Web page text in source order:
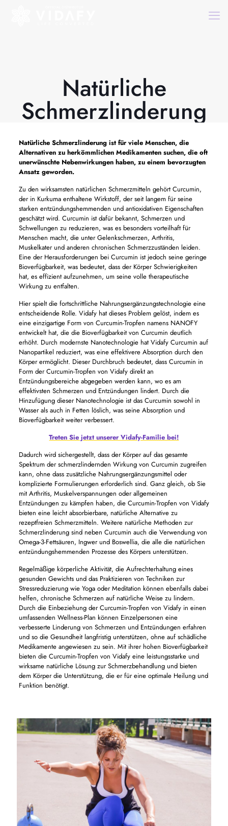
Natürliche
Schmerzlinderung
Natürliche Schmerzlinderungist für viele Menschen, die
Alternativen zu herkömmlichen Medikamenten suchen, die oft
unerwünschte Nebenwirkungen haben, zu einem bevorzugten
Ansatz geworden.
Zu den wirksamsten natürlichen Schmerzmitteln gehört Curcumin,
der in Kurkuma enthaltene Wirkstoff, der seit langem für seine
starken entzündungshemmenden und antioxidativen Eigenschaften
geschätzt wird. Curcumin ist dafür bekannt, Schmerzen und
Schwellungen zu reduzieren, was es besonders vorteilhaft für
Menschen macht, die unter Gelenkschmerzen, Arthritis,
Muskelkater und anderen chronischen Schmerzzuständen leiden.
Eine der Herausforderungen bei Curcumin ist jedoch seine geringe
Bioverfügbarkeit, was bedeutet, dass der Körper Schwierigkeiten
hat, es effizient aufzunehmen, um seine volle therapeutische
Wirkung zu entfalten.
Hier spielt die fortschrittliche Nahrungsergänzungstechnologie eine
entscheidende Rolle. Vidafy hat dieses Problem gelöst, indem es
eine einzigartige Form von Curcumin-Tropfen namens NANOFY
entwickelt hat, die die Bioverfügbarkeit von Curcumin deutlich
erhöht. Durch modernste Nanotechnologie hat Vidafy Curcumin auf
Nanopartikel reduziert, was eine effektivere Absorption durch den
Körper ermöglicht. Dieser Durchbruch bedeutet, dass Curcumin in
Form der Curcumin-Tropfen von Vidafy direkt an
Entzündungsbereiche abgegeben werden kann, wo es am
effektivsten Schmerzen und Entzündungen lindert. Durch die
Hinzufügung dieser Nanotechnologie ist das Curcumin sowohl in
Wasser als auch in Fetten löslich, was seine Absorption und
Bioverfügbarkeit weiter verbessert.
Treten Sie jetzt unserer Vidafy-Familie bei!
Dadurch wird sichergestellt, dass der Körper auf das gesamte
Spektrum der schmerzlindernden Wirkung von Curcumin zugreifen
kann, ohne dass zusätzliche Nahrungsergänzungsmittel oder
komplizierte Formulierungen erforderlich sind. Ganz gleich, ob Sie
mit Arthritis, Muskelverspannungen oder allgemeinen
Entzündungen zu kämpfen haben, die Curcumin-Tropfen von Vidafy
bieten eine leicht absorbierbare, natürliche Alternative zu
rezeptfreien Schmerzmitteln. Weitere natürliche Methoden zur
Schmerzlinderung sind neben Curcumin auch die Verwendung von
Omega-3-Fettsäuren, Ingwer und Boswellia, die alle die natürlichen
entzündungshemmenden Prozesse des Körpers unterstützen.
Regelmäßige körperliche Aktivität, die Aufrechterhaltung eines
gesunden Gewichts und das Praktizieren von Techniken zur
Stressreduzierung wie Yoga oder Meditation können ebenfalls dabei
helfen, chronische Schmerzen auf natürliche Weise zu lindern.
Durch die Einbeziehung der Curcumin-Tropfen von Vidafy in einen
umfassenden Wellness-Plan können Einzelpersonen eine
verbesserte Linderung von Schmerzen und Entzündungen erfahren
und so die Gesundheit langfristig unterstützen, ohne auf schädliche
Medikamente angewiesen zu sein. Mit ihrer hohen Bioverfügbarkeit
bieten die Curcumin-Tropfen von Vidafy eine leistungsstarke und
wirksame natürliche Lösung zur Schmerzbehandlung und bieten
dem Körper die Unterstützung, die er für eine optimale Heilung und
Funktion benötigt.